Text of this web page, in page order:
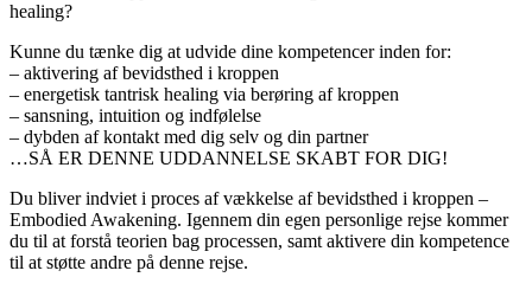
healing?
Kunne du tænke dig at udvide dine kompetencer inden for:
– aktivering af bevidsthed i kroppen
– energetisk tantrisk healing via berøring af kroppen
– sansning, intuition og indfølelse
– dybden af kontakt med dig selv og din partner
…SÅ ER DENNE UDDANNELSE SKABT FOR DIG!
Du bliver indviet i proces af vækkelse af bevidsthed i kroppen –
Embodied Awakening. Igennem din egen personlige rejse kommer
du til at forstå teorien bag processen, samt aktivere din kompetence
til at støtte andre på denne rejse.